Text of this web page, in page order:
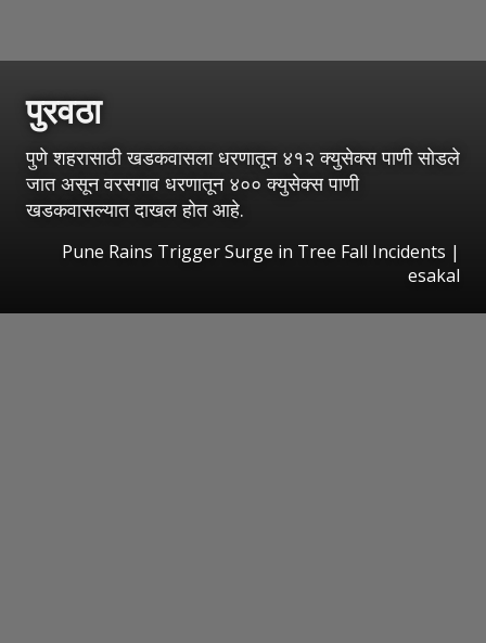
पुरवठा
पुणे शहरासाठी खडकवासला धरणातून ४१२ क्युसेक्स पाणी सोडले
जात असून वरसगाव धरणातून ४०० क्युसेक्स पाणी
खडकवासल्यात दाखल होत आहे.
Pune Rains Trigger Surge in Tree Fall Incidents |
esakal